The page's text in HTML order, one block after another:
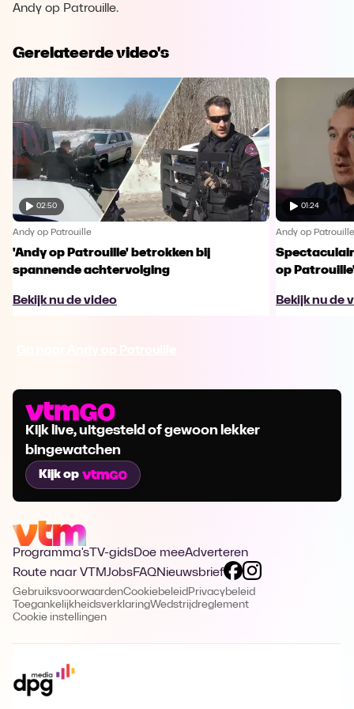
Andy op Patrouille.
Gerelateerde video's
02:50
Andy op Patrouille
'Andy op Patrouille' betrokken bij
spannende achtervolging
Bekijk nu de video
01:24
Andy op Patrouille
op
Bekijk nu de
Kijk live, uitgesteld of gewoon lekker
bingewatchen
Kijk op
Programma's TV-gidsDoe meeAdverteren
Route naar VTMJobsFAQNieuwsbrief
GebruiksvoorwaardenCookiebeleid Privacybeleid
ToegankelijkheidsverklaringWedstrijdreglement
Cookie instellingen